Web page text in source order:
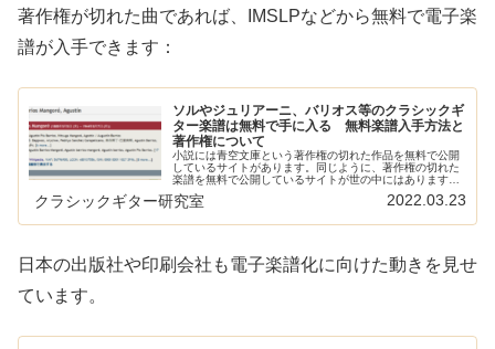
著作権が切れた曲であれば、IMSLPなどから無料で電子楽
譜が入手できます：
ソルやジュリアーニ、バリオス等のクラシックギ
ター楽譜は無料で手に入る 無料楽譜入手方法と
著作権について
小説には青空文庫という著作権の切れた作品を無料で公開
しているサイトがあります。同じように、著作権の切れた
楽譜を無料で公開しているサイトが世の中にはあります。
無料で公開しているページと著作権について紹介します。
クラシックギターの楽譜の買い方に...
クラシックギター研究室 2022.03.23
日本の出版社や印刷会社も電子楽譜化に向けた動きを見せ
ています。